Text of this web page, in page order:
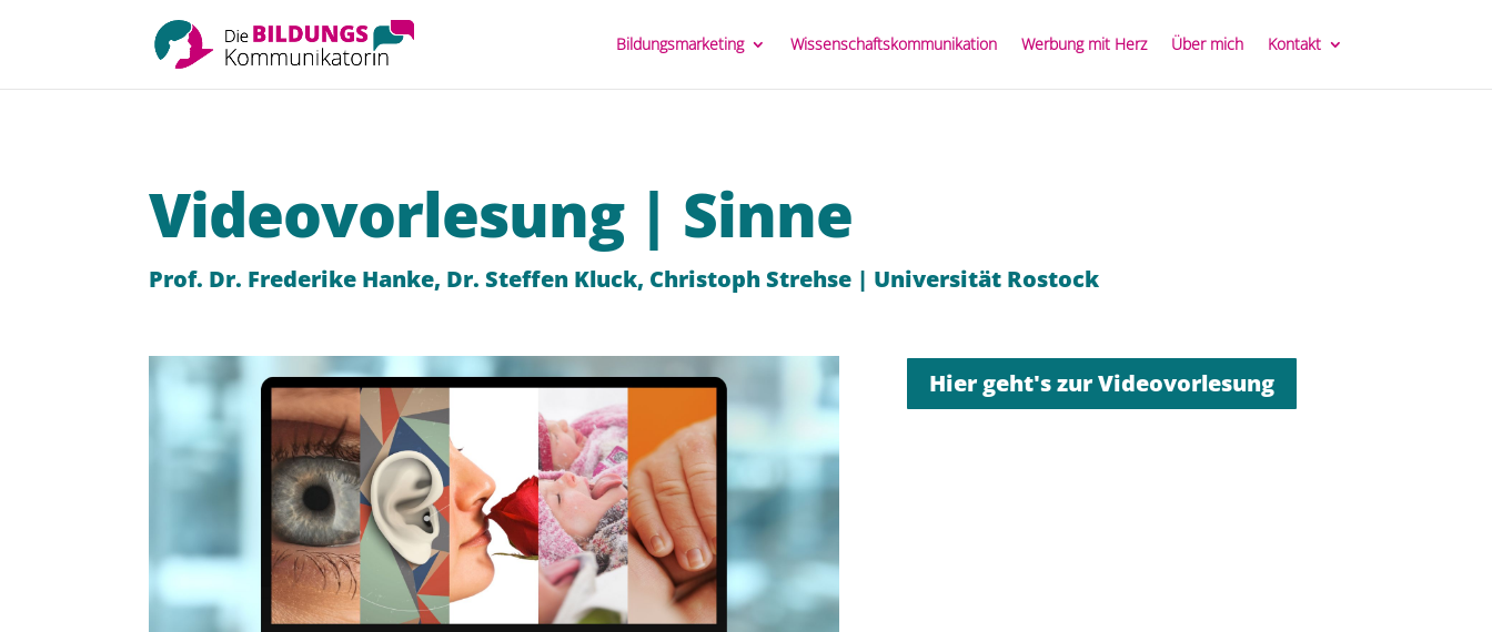
Bildungsmarketing Wissenschaftskommunikation Werbung mit Herz Über mich Kontakt
Videovorlesung | Sinne
Prof. Dr. Frederike Hanke, Dr. Steffen Kluck, Christoph Strehse | Universität Rostock
Hier geht's zur Videovorlesung